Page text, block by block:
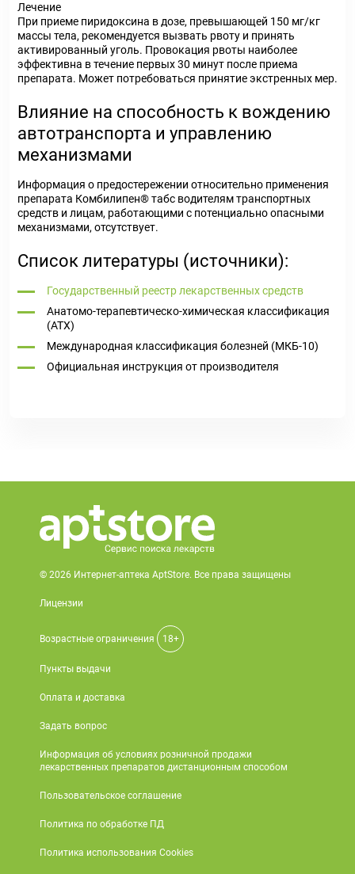
Лечение
При приеме пиридоксина в дозе, превышающей 150 мг/кг
массы тела, рекомендуется вызвать рвоту и принять
активированный уголь. Провокация рвоты наиболее
эффективна в течение первых 30 минут после приема
препарата. Может потребоваться принятие экстренных мер.
Влияние на способность к вождению
автотранспорта и управлению
механизмами
Информация о предостережении относительно применения
препарата Комбилипен®табс водителям транспортных
средств и лицам, работающими с потенциально опасными
механизмами, отсутствует.
Список литературы (источники):
Государственный реестр лекарственных средств
Анатомо-терапевтическо-химическая классификация
(ATX)
Международная классификация болезней (МКБ-10)
Официальная инструкция от производителя
© 2026 Интернет-аптека AptStore. Все права защищены
Лицензии
Возрастные ограничения 18+
Пункты выдачи
Оплата и доставка
Задать вопрос
Информация об условиях розничной продажи
лекарственных препаратов дистанционным способом
Пользовательское соглашение
Политика по обработке ПД
Политика использования Cookies